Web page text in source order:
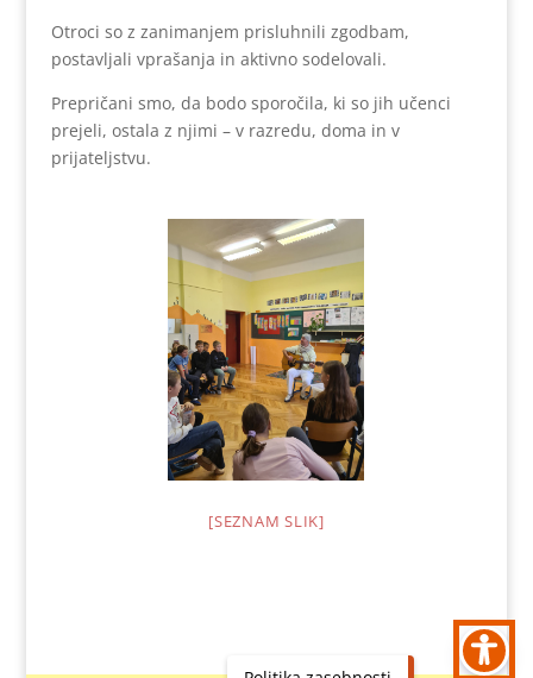
Otroci so z zanimanjem prisluhnili zgodbam,
postavljali vprašanja in aktivno sodelovali.
Prepričani smo, da bodo sporočila, ki so jih učenci
prejeli, ostala z njimi – v razredu, doma in v
prijateljstvu.
[SEZNAM SLIK]